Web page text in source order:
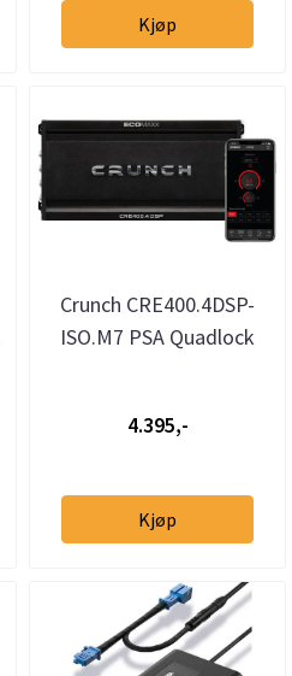
Kjøp
Crunch CRE400.4DSP-
ISO.M7 PSA Quadlock
4.395,-
Kjøp